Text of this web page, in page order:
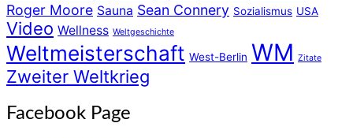
Roger Moore Sauna Sean Connery Sozialismus USA
Video Wellness Weltgeschichte
Weltmeisterschaft West-Berlin WM Zitate
Zweiter Weltkrieg
Facebook Page